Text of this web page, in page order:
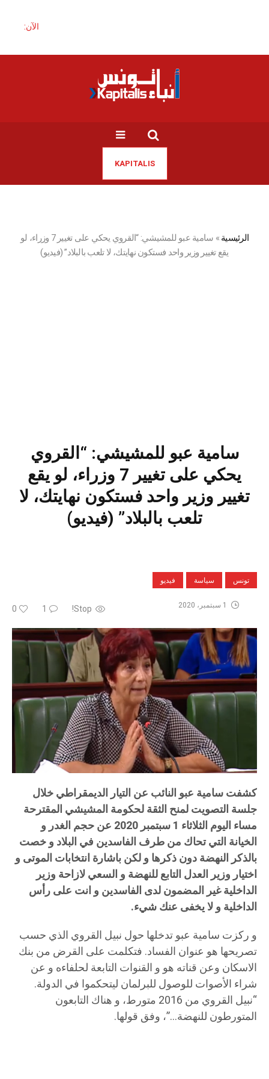
الآن:
KAPITALIS
الرئيسية»
سامية عبو للمشيشي: “القروي يحكي على تغيير 7 وزراء، لو
يقع تغيير وزير واحد فستكون نهايتك، لا تلعب بالبلاد” (فيديو)
سامية عبو للمشيشي: “القروي
يحكي على تغيير 7 وزراء، لو يقع
تغيير وزير واحد فستكون نهايتك، لا
تلعب بالبلاد” (فيديو)
تونس سياسة فيديو
Stop!
1
0 1 سبتمبر، 2020
كشفت سامية عبو النائب عن التيار الديمقراطي خلال
جلسة التصويت لمنح الثقة لحكومة المشيشي المقترحة
مساء اليوم الثلاثاء 1 سبتمبر 2020 عن حجم الغدر و
الخيانة التي تحاك من طرف الفاسدين في البلاد و خصت
بالذكر النهضة دون ذكرها و لكن باشارة انتخابات الموتى و
اختيار وزير العدل التابع للنهضة و السعي لازاحة وزير
الداخلية غير المضمون لدى الفاسدين و انت على رأس
الداخلية و لا يخفى عنك شيء.
و ركزت سامية عبو تدخلها حول نبيل القروي الذي حسب
تصريحها هو عنوان الفساد. فتكلمت على القرض من بنك
الاسكان وعن قناته هو و القنوات التابعة لحلفاءه و عن
شراء الأصوات للوصول للبرلمان ليتحكموا في الدولة.
“نبيل القروي من 2016 متورط، و هناك التابعون
المتورطون للنهضة…”، وفق قولها.